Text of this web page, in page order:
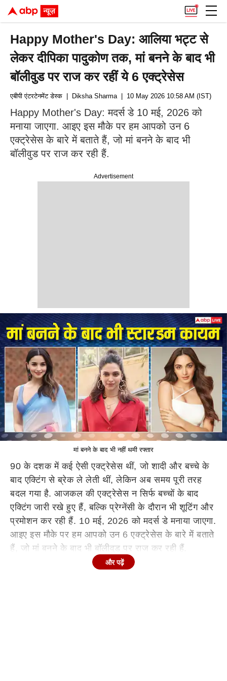
Happy Mother's Day: आलिया भट्ट से
लेकर दीपिका पादुकोण तक, मां बनने के बाद भी
बॉलीवुड पर राज कर रहीं ये 6 एक्ट्रेसेस
Advertisement
एबीपी एंटरटेनमेंट डेस्क | Diksha Sharma| 10 May 2026 10:58 AM (IST)
Happy Mother's Day: मदर्स डे 10 मई, 2026 को
मनाया जाएगा. आइए इस मौके पर हम आपको उन 6
एक्ट्रेसेस के बारे में बताते हैं, जो मां बनने के बाद भी
बॉलीवुड पर राज कर रही हैं.
मां बनने के बाद भी नहीं थमी रफ्तार
90 के दशक में कई ऐसी एक्ट्रेसेस थीं, जो शादी और बच्चे के
बाद एक्टिंग से ब्रेक ले लेती थीं, लेकिन अब समय पूरी तरह
बदल गया है. आजकल की एक्ट्रेसेस न सिर्फ बच्चों के बाद
एक्टिंग जारी रखे हुए हैं, बल्कि प्रेग्नेंसी के दौरान भी शूटिंग और
प्रमोशन कर रही हैं. 10 मई, 2026 को मदर्स डे मनाया जाएगा.
आइए इस मौके पर हम आपको उन 6 एक्ट्रेसेस के बारे में बताते
हैं, जो मां बनने के बाद भी बॉलीवुड पर राज कर रही हैं.
Continues below advertisement
और पढ़ें